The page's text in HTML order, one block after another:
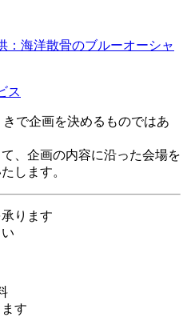
：海洋散骨のブルーオーシャ
ス
で企画を決めるものではあ
、企画の内容に沿った会場を
します。
ります
す